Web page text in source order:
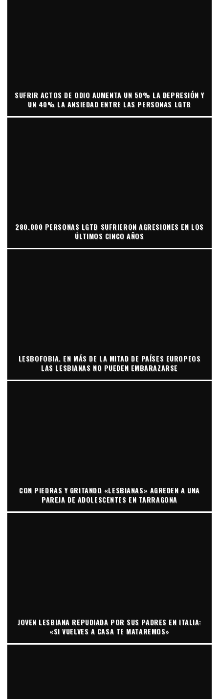
SUFRIR ACTOS DE ODIO AUMENTA UN 50% LA DEPRESIÓN Y
UN 40% LA ANSIEDAD ENTRE LAS PERSONAS LGTB
280.000 PERSONAS LGTB SUFRIERON AGRESIONES EN LOS
ÚLTIMOS CINCO AÑOS
LESBOFOBIA. EN MÁS DE LA MITAD DE PAÍSES EUROPEOS
LAS LESBIANAS NO PUEDEN EMBARAZARSE
CON PIEDRAS Y GRITANDO «LESBIANAS» AGREDEN A UNA
PAREJA DE ADOLESCENTES EN TARRAGONA
JOVEN LESBIANA REPUDIADA POR SUS PADRES EN ITALIA:
«SI VUELVES A CASA TE MATAREMOS»